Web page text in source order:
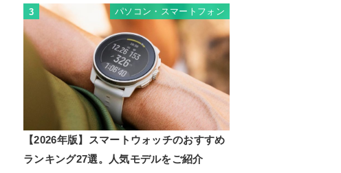
3 パソコン・スマートフォン
【2026年版】スマートウォッチのおすすめ
ランキング27選。人気モデルをご紹介